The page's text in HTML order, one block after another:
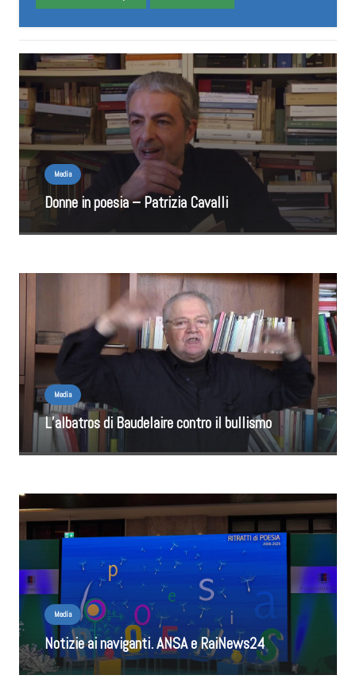
Media
Donne in poesia – Patrizia Cavalli
Media
L’albatros di Baudelaire contro il bullismo
Media
Notizie ai naviganti. ANSA e RaiNews24